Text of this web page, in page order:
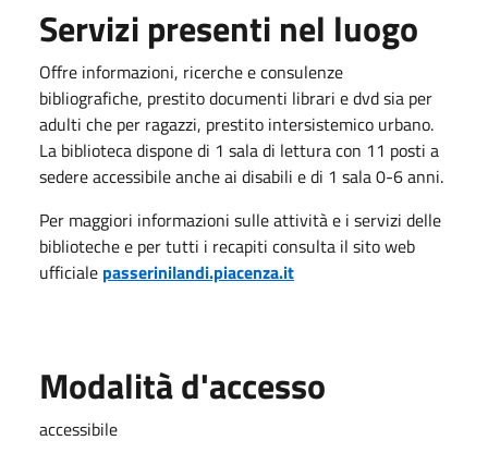
Servizi presenti nel luogo
Offre informazioni, ricerche e consulenze
bibliografiche, prestito documenti librari e dvd sia per
adulti che per ragazzi, prestito intersistemico urbano.
La biblioteca dispone di 1 sala di lettura con 11 posti a
sedere accessibile anche ai disabili e di 1 sala 0-6 anni.
Per maggiori informazioni sulle attività e i servizi delle
biblioteche e per tutti i recapiti consulta il sito web
ufficiale passerinilandi.piacenza.it
Modalità d'accesso
accessibile